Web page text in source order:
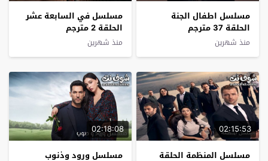
مسلسل اطفال الجنة
الحلقة 37 مترجم
منذ شهرين
مسلسل في السابعة عشر
الحلقة 2 مترجم
منذ شهرين
02:15:53
مسلسل المنظمة الحلقة
02:18:08
مسلسل ورود وذنوب